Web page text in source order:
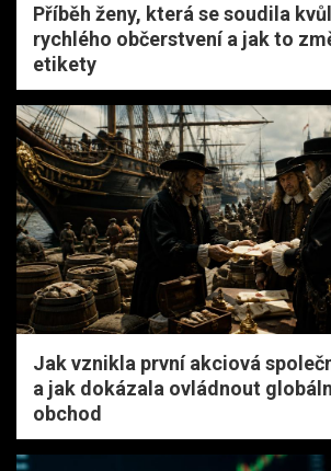
Příběh ženy, která se soudila
rychlého občerstvení a jak to
etikety
Jak vznikla první akciová
a jak dokázala ovládnout
obchod